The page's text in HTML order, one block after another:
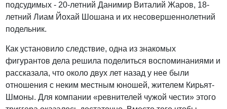
подсудимых - 20-летний Данимир Виталий Жаров, 18-
летний Лиам Йохай Шошана и их несовершеннолетний
подельник.
Как установило следствие, одна из знакомых
фигурантов дела решила поделиться воспоминаниями и
рассказала, что около двух лет назад у нее были
отношения с неким местным юношей, жителем Кирьят-
Шмоны. Для компании «ревнителей чужой чести» этого